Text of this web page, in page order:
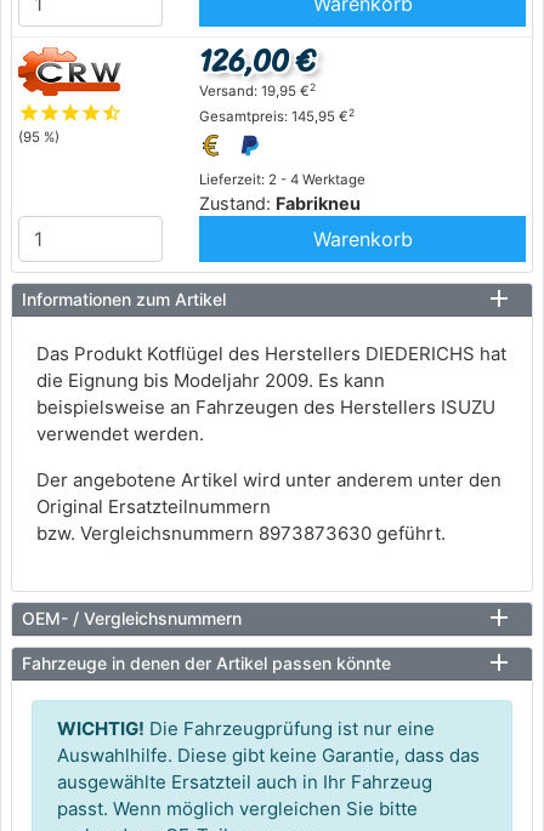
starstarstarstarstar_half
(95 %)
Lieferzeit: 2 - 4 Werktage
Zustand: Fabrikneu
126,00 €
Versand: 19,95 €2
Gesamtpreis: 145,95 €2
Warenkorb
Informationen zum Artikel
Das Produkt Kotflügel des Herstellers DIEDERICHS hat
die Eignung bis Modeljahr 2009. Es kann
beispielsweise an Fahrzeugen des Herstellers ISUZU
verwendet werden.
Der angebotene Artikel wird unter anderem unter den
Original Ersatzteilnummern
bzw. Vergleichsnummern 8973873630 geführt.
OEM- / Vergleichsnummern
Fahrzeuge in denen der Artikel passen könnte
WICHTIG! Die Fahrzeugprüfung ist nur eine
Auswahlhilfe. Diese gibt keine Garantie, dass das
ausgewählte Ersatzteil auch in Ihr Fahrzeug
passt. Wenn möglich vergleichen Sie bitte